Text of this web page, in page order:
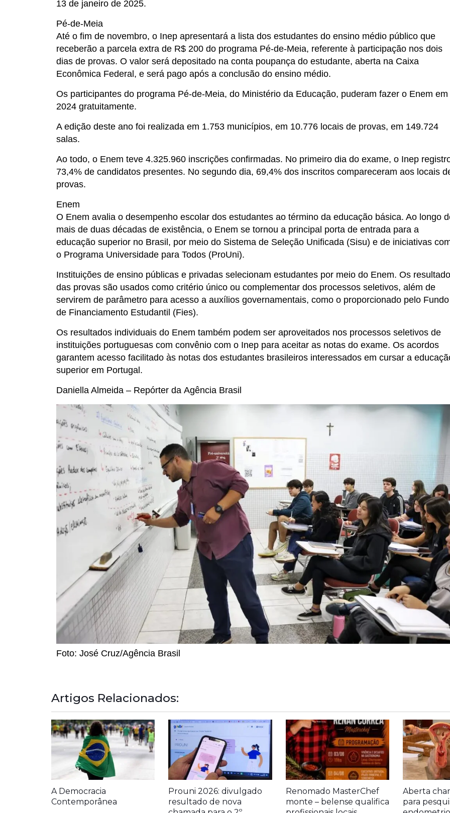
13 de janeiro de 2025.
Pé-de-Meia
Até o fim de novembro, o Inep apresentará a lista dos estudantes do ensino médio público que
receberão a parcela extra de R$ 200 do programa Pé-de-Meia, referente à participação nos dois
dias de provas. O valor será depositado na conta poupança do estudante, aberta na Caixa
Econômica Federal, e será pago após a conclusão do ensino médio.
Os participantes do programa Pé-de-Meia, do Ministério da Educação, puderam fazer o Enem em
2024 gratuitamente.
A edição deste ano foi realizada em 1.753 municípios, em 10.776 locais de provas, em 149.724
salas.
Ao todo, o Enem teve 4.325.960 inscrições confirmadas. No primeiro dia do exame, o Inep
73,4% de candidatos presentes. No segundo dia, 69,4% dos inscritos compareceram aos locais
provas.
Enem
O Enem avalia o desempenho escolar dos estudantes ao término da educação básica. Ao longo
mais de duas décadas de existência, o Enem se tornou a principal porta de entrada para a
educação superior no Brasil, por meio do Sistema de Seleção Unificada (Sisu) e de iniciativas
o Programa Universidade para Todos (ProUni).
Instituições de ensino públicas e privadas selecionam estudantes por meio do Enem. Os
das provas são usados como critério único ou complementar dos processos seletivos, além de
servirem de parâmetro para acesso a auxílios governamentais, como o proporcionado pelo Fundo
de Financiamento Estudantil (Fies).
Os resultados individuais do Enem também podem ser aproveitados nos processos seletivos de
instituições portuguesas com convênio com o Inep para aceitar as notas do exame. Os acordos
garantem acesso facilitado às notas dos estudantes brasileiros interessados em cursar a
superior em Portugal.
Daniella Almeida – Repórter da Agência Brasil
Foto: José Cruz/Agência Brasil
Artigos Relacionados:
A Democracia
Contemporânea
Prouni 2026: divulgado
resultado de nova
Renomado MasterChef
monte – belense qualifica
Aberta
para